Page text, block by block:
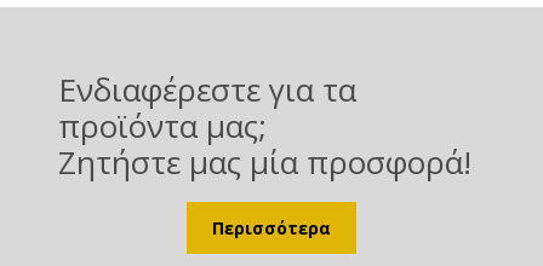
Ενδιαφέρεστε για τα
προϊόντα μας;
Ζητήστε μας μία προσφορά!
Περισσότερα